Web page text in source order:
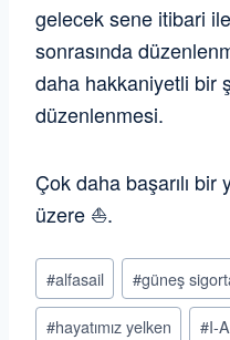
gelecek sene itibari
sonrasında
daha hakkaniyetli bir
düzenlenmesi.
Çok daha başarılı bir
üzere ⛵️.
Post
Tags:
#alfasail #güneş
#hayatımız yelken #I-